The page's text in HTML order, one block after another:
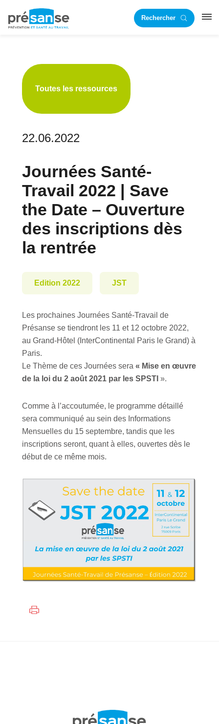
principale
RechercherRST
Toutes les ressources
22.06.2022
Journées Santé-
Travail 2022 | Save
the Date – Ouverture
des inscriptions dès
la rentrée
Edition 2022 JST
Les prochaines Journées Santé-Travail de
Présanse se tiendront les 11 et 12 octobre 2022,
au Grand-Hôtel (InterContinental Paris le Grand) à
Paris.
Le Thème de ces Journées sera « Mise en œuvre
de la loi du 2 août 2021 par les SPSTI ».
Comme à l’accoutumée, le programme détaillé
sera communiqué au sein des Informations
Mensuelles du 15 septembre, tandis que les
inscriptions seront, quant à elles, ouvertes dès le
début de ce même mois.